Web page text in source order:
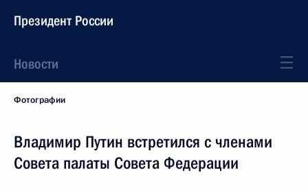
Президент России
Новости
Фотографии
Владимир Путин встретился с членами
Совета палаты Совета Федерации